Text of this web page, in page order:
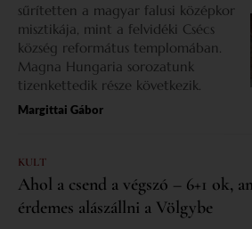
sűrítetten a magyar falusi középkor
misztikája, mint a felvidéki Csécs
község református templomában.
Magna Hungaria sorozatunk
tizenkettedik része következik.
Margittai Gábor
KULT
Ahol a csend a végszó – 6+1 ok,
érdemes alászállni a Völgybe